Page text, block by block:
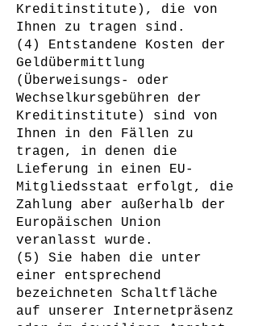
Kreditinstitute), die von
Ihnen zu tragen sind.
(4) Entstandene Kosten der
Geldübermittlung
(Überweisungs- oder
Wechselkursgebühren der
Kreditinstitute) sind von
Ihnen in den Fällen zu
tragen, in denen die
Lieferung in einen EU-
Mitgliedsstaat erfolgt, die
Zahlung aber außerhalb der
Europäischen Union
veranlasst wurde.
(5) Sie haben die unter
einer entsprechend
bezeichneten Schaltfläche
auf unserer Internetpräsenz